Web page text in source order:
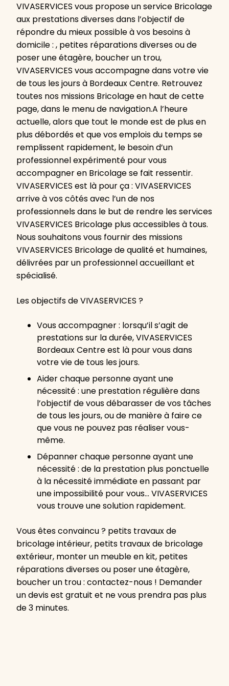
VIVASERVICES vous propose un service Bricolage
aux prestations diverses dans l’objectif de
répondre du mieux possible à vos besoins à
domicile : , petites réparations diverses ou de
poser une étagère, boucher un trou,
VIVASERVICES vous accompagne dans votre vie
de tous les jours à Bordeaux Centre. Retrouvez
toutes nos missions Bricolage en haut de cette
page, dans le menu de navigation.A l’heure
actuelle, alors que tout le monde est de plus en
plus débordés et que vos emplois du temps se
remplissent rapidement, le besoin d’un
professionnel expérimenté pour vous
accompagner en Bricolage se fait ressentir.
VIVASERVICES est là pour ça : VIVASERVICES
arrive à vos côtés avec l’un de nos
professionnels dans le but de rendre les services
VIVASERVICES Bricolage plus accessibles à tous.
Nous souhaitons vous fournir des missions
VIVASERVICES Bricolage de qualité et humaines,
délivrées par un professionnel accueillant et
spécialisé.
Les objectifs de VIVASERVICES ?
Vous accompagner : lorsqu’il s’agit de
prestations sur la durée, VIVASERVICES
Bordeaux Centre est là pour vous dans
votre vie de tous les jours.
Aider chaque personne ayant une
nécessité : une prestation régulière dans
l’objectif de vous débarasser de vos tâches
de tous les jours, ou de manière à faire ce
que vous ne pouvez pas réaliser vous-
même.
Dépanner chaque personne ayant une
nécessité : de la prestation plus ponctuelle
à la nécessité immédiate en passant par
une impossibilité pour vous… VIVASERVICES
vous trouve une solution rapidement.
Vous êtes convaincu ? petits travaux de
bricolage intérieur, petits travaux de bricolage
extérieur, monter un meuble en kit, petites
réparations diverses ou poser une étagère,
boucher un trou : contactez-nous ! Demander
un devis est gratuit et ne vous prendra pas plus
de 3 minutes.